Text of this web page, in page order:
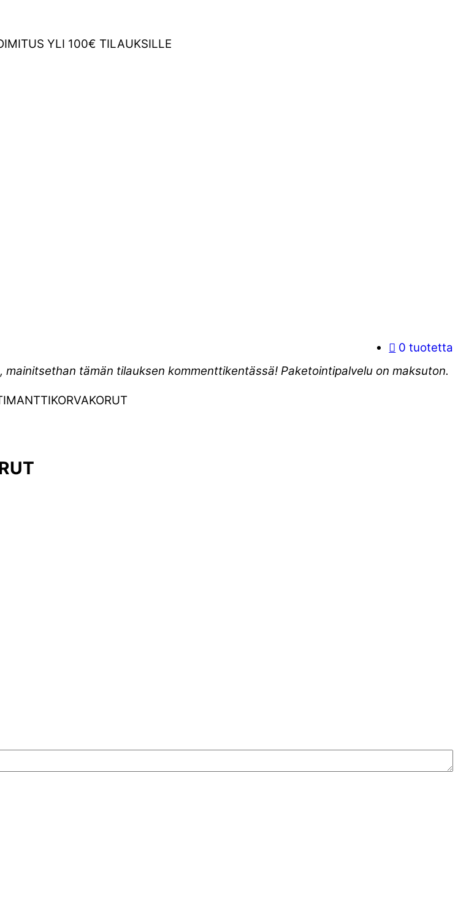
YLI 100€ TILAUKSILLE
0 tuotetta
tämän tilauksen kommenttikentässä! Paketointipalvelu on maksuton.